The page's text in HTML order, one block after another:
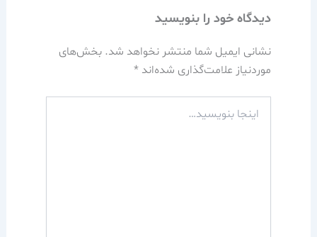
دیدگاه‌ خود را بنویسید
نشانی ایمیل شما منتشر نخواهد شد. بخش‌های
موردنیاز علامت‌گذاری شده‌اند *
بنویسید…